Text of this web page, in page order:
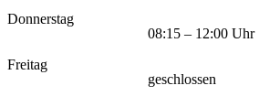
Donnerstag
08:15 – 12:00 Uhr
Freitag
geschlossen